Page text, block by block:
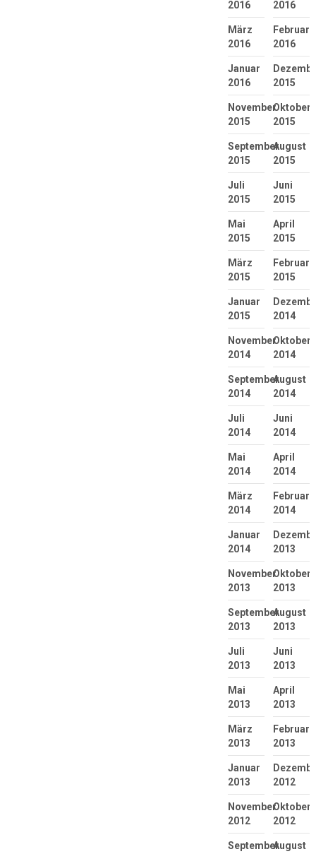
2016 2016
März
2016
Februar
2016
Januar
2016
2015
November
2015
Oktober
2015
September
2015
August
2015
Juli
2015
Juni
2015
Mai
2015
April
2015
März
2015
Februar
2015
Januar
2015
2014
November
2014
Oktober
2014
September
2014
August
2014
Juli
2014
Juni
2014
Mai
2014
April
2014
März
2014
Februar
2014
Januar
2014
2013
November
2013
Oktober
2013
September
2013
August
2013
Juli
2013
Juni
2013
Mai
2013
April
2013
März
2013
Februar
2013
Januar
2013
2012
November
2012
Oktober
2012
SeptemberAugust